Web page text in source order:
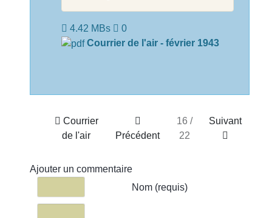
4.42 MBs
0
Courrier de l'air - février 1943
Courrier
de l'air
Précédent
16 /
22
Suivant
Ajouter un commentaire
Nom (requis)